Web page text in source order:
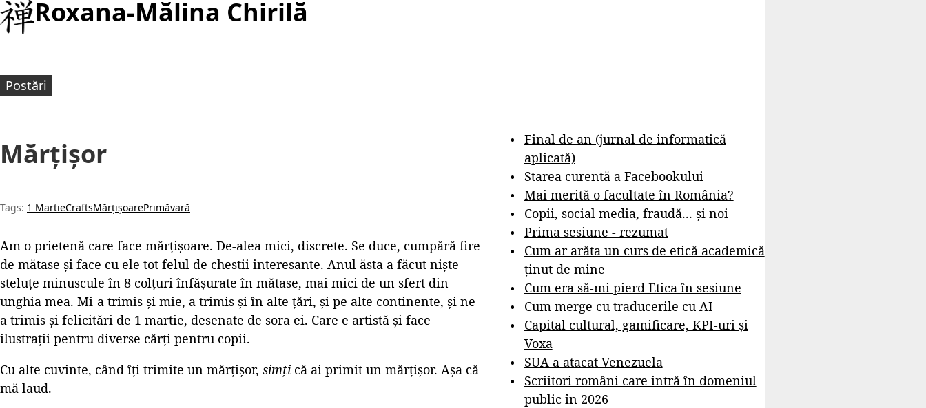
Roxana-Mălina Chirilă
Postări
Mărțișor
Tags: 1 MartieCraftsMărțișoarePrimăvară
Am o prietenă care face mărțișoare. De-alea mici, discrete. Se duce, cumpără fire
de mătase și face cu ele tot felul de chestii interesante. Anul ăsta a făcut niște
steluțe minuscule în 8 colțuri înfășurate în mătase, mai mici de un sfert din
unghia mea. Mi-a trimis și mie, a trimis și în alte țări, și pe alte continente, și ne-
a trimis și felicitări de 1 martie, desenate de sora ei. Care e artistă și face
ilustrații pentru diverse cărți pentru copii.
Cu alte cuvinte, când îți trimite un mărțișor, simți că ai primit un mărțișor. Așa că
mă laud.
Final de an (jurnal de informatică
aplicată)
Starea curentă a Facebookului
Mai merită o facultate în România?
Copii, social media, fraudă... și noi
Prima sesiune - rezumat
Cum ar arăta un curs de etică academică
ținut de mine
Cum era să-mi pierd Etica în sesiune
Cum merge cu traducerile cu AI
Capital cultural, gamificare, KPI-uri și
Voxa
SUA a atacat Venezuela
Scriitori români care intră în domeniul
public în 2026